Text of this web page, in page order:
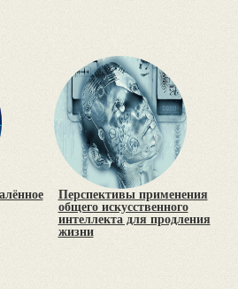
Перспективы применения
общего искусственного
интеллекта для продления
жизни